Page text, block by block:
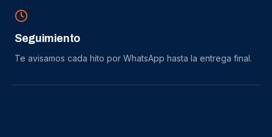
Seguimiento
Te avisamos cada hito por WhatsApp hasta la entrega final.